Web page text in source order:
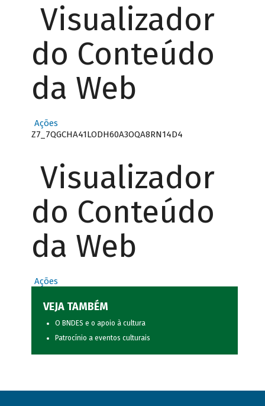
Visualizador
do Conteúdo
da Web
Ações
Z7_7QGCHA41LODH60A3OQA8RN14D4
Visualizador
do Conteúdo
da Web
Ações
VEJA TAMBÉM
O BNDES e o apoio à cultura
Patrocínio a eventos culturais